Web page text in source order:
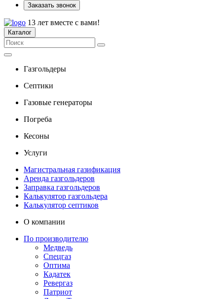
Заказать звонок
13 лет вместе с вами!
Каталог
Газгольдеры
Септики
Газовые генераторы
Погреба
Кесоны
Услуги
Магистральная газификация
Аренда газгольдеров
Заправка газгольдеров
Калькулятор газгольдера
Калькулятор септиков
О компании
По производителю
Медведь
Спецгаз
Оптима
Кадатек
Ревергаз
Патриот